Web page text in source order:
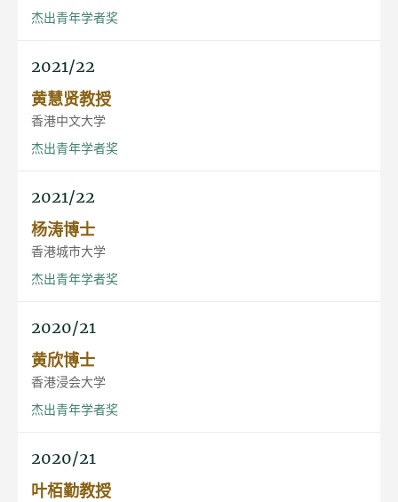
杰出青年学者奖
2021/22
黄慧贤教授
香港中文大学
杰出青年学者奖
2021/22
杨涛博士
香港城市大学
杰出青年学者奖
2020/21
黄欣博士
香港浸会大学
杰出青年学者奖
2020/21
叶栢勤教授